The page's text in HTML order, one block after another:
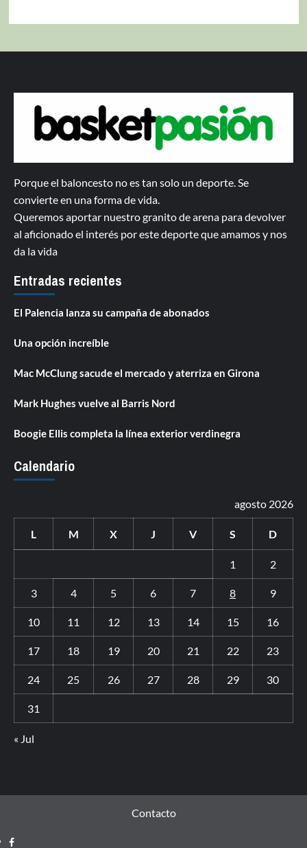
Porque el baloncesto no es tan solo un deporte. Se
convierte en una forma de vida.
Queremos aportar nuestro granito de arena para devolver
al aficionado el interés por este deporte que amamos y nos
da la vida
Entradas recientes
El Palencia lanza su campaña de abonados
Una opción increíble
Mac McClung sacude el mercado y aterriza en Girona
Mark Hughes vuelve al Barris Nord
Boogie Ellis completa la línea exterior verdinegra
Calendario
agosto 2026
L M X J V S D
1 2
3 4 5 6 7 8 9
10 11 12 13 14 15 16
17 18 19 20 21 22 23
24 25 26 27 28 29 30
31
« Jul
Contacto